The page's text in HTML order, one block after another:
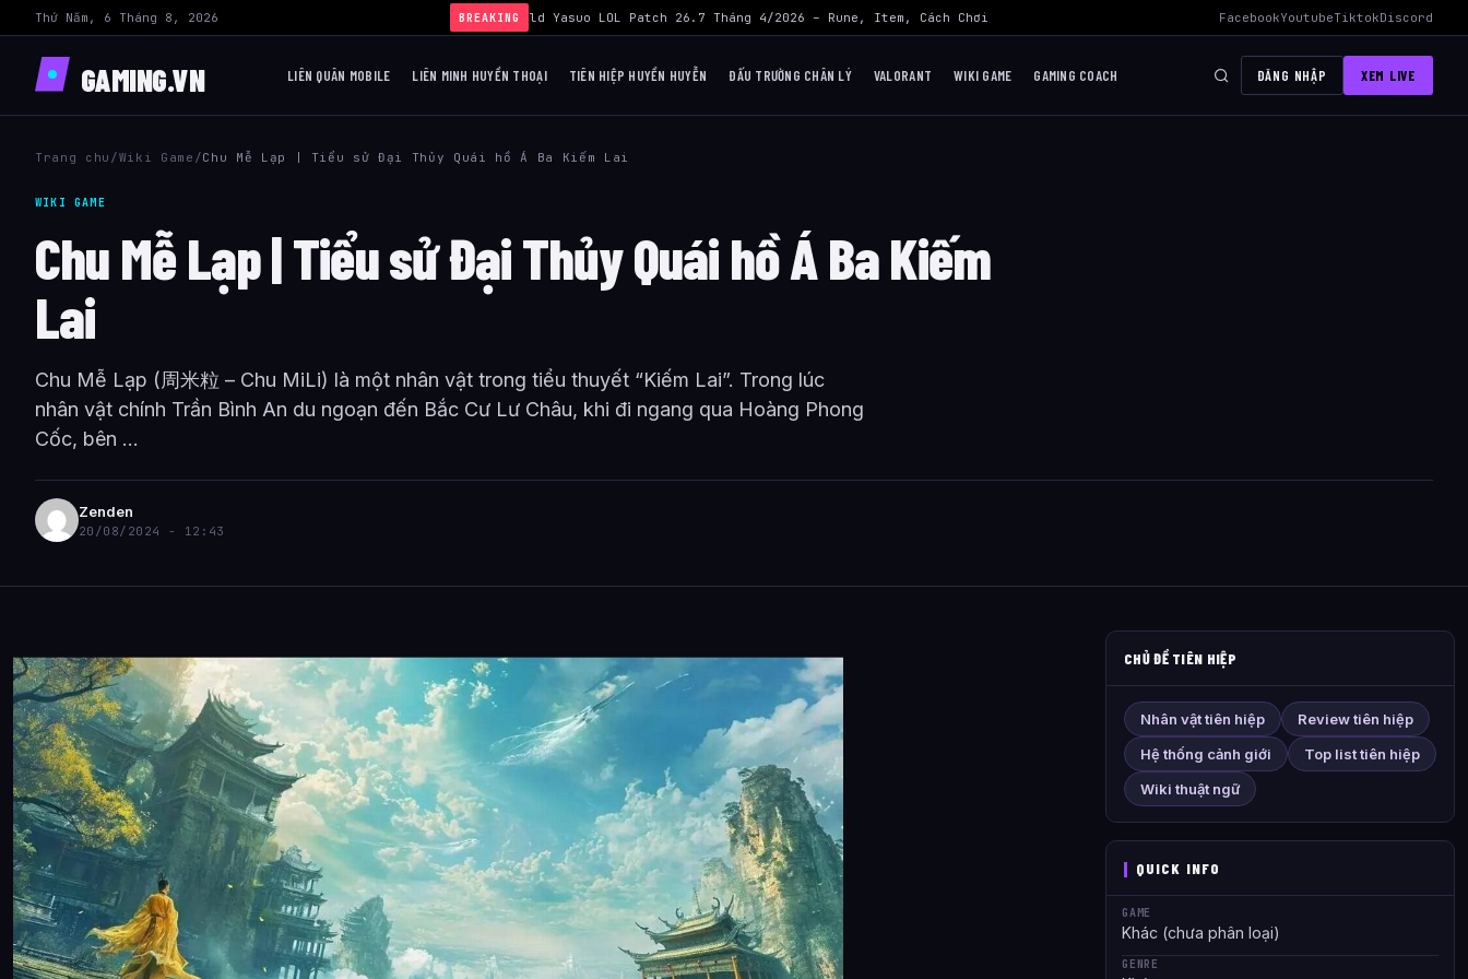
Thứ Năm, 6 Tháng 8, 2026 BREAKING
› Build Yasuo LOL Patch 26.7 Tháng 4/2026 – Rune, Item, Cách Chơi Mid Hiệu Quả Nhất AWC 2026 Liên Quân Mobile – Lịch Thi Đấu,
FacebookYoutubeTiktokDiscord
GAMING.VN LIÊN QUÂN MOBILE LIÊN MINH HUYỀN THOẠI TIÊN HIỆP HUYỀN HUYỄN ĐẤU TRƯỜNG CHÂN LÝ VALORANT WIKI GAME GAMING COACH ĐĂNG NHẬP XEM LIVE
Trang chu /Wiki Game /Chu Mễ Lạp | Tiểu sử Đại Thủy Quái hồ Á Ba Kiếm Lai
WIKI GAME
Chu Mễ Lạp | Tiểu sử Đại Thủy Quái hồ Á Ba Kiếm
Lai
Chu Mễ Lạp (周米粒 – Chu MiLi) là một nhân vật trong tiểu thuyết “Kiếm Lai”. Trong lúc
nhân vật chính Trần Bình An du ngoạn đến Bắc Cư Lư Châu, khi đi ngang qua Hoàng Phong
Cốc, bên ...
Zenden
20/08/2024 - 12:43
CHỦ ĐỀ TIÊN HIỆP
Nhân vật tiên hiệp
Review tiên hiệp
Hệ thống cảnh giới
Top list tiên hiệp
Wiki thuật ngữ
QUICK INFO
GAME
Khác (chưa phân loại)
GENRE